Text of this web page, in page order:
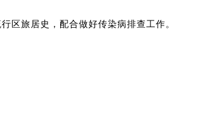
区旅居史，配合做好传染病排查工作。